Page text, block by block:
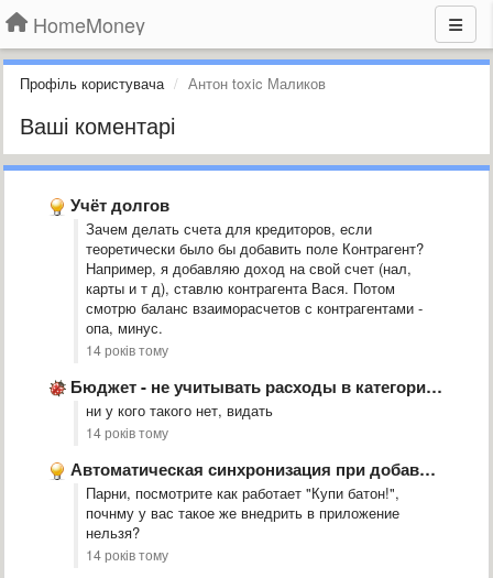
HomeMoney
Профіль користувача Антон toxic Маликов
Ваші коментарі
Учёт долгов
Зачем делать счета для кредиторов, если
теоретически было бы добавить поле Контрагент?
Например, я добавляю доход на свой счет (нал,
карты и т д), ставлю контрагента Вася. Потом
смотрю баланс взаиморасчетов с контрагентами -
опа, минус.
14 років тому
Бюджет - не учитывать расходы в категории, если они были …
ни у кого такого нет, видать
14 років тому
Автоматическая синхронизация при добавлении транзакции и загрузке приложения
Парни, посмотрите как работает "Купи батон!",
почнму у вас такое же внедрить в приложение
нельзя?
14 років тому